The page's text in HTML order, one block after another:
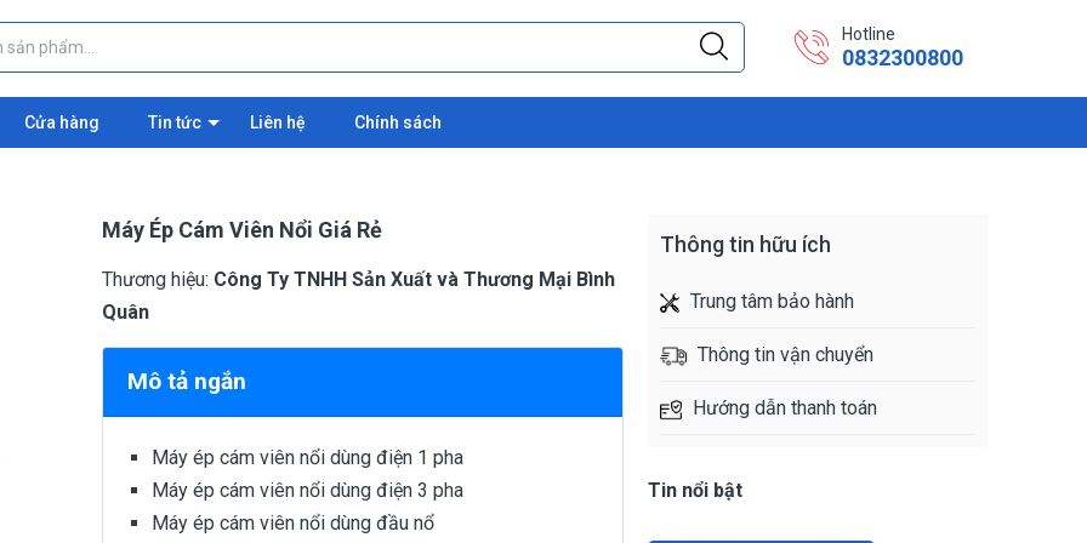
Hotline
0832300800
Cửa hàng Tin tức Liên hệ Chính sách
Máy Ép Cám Viên Nổi Giá Rẻ
Thương hiệu: Công Ty TNHH Sản Xuất và Thương Mại Bình
Quân
Mô tả ngắn
Máy ép cám viên nổi dùng điện 1 pha
Máy ép cám viên nổi dùng điện 3 pha
Máy ép cám viên nổi dùng đầu nổ
Thông tin hữu ích
Trung tâm bảo hành
Thông tin vận chuyển
Hướng dẫn thanh toán
Tin nổi bật